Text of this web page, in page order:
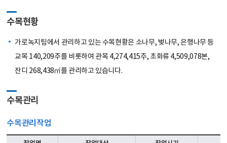
수목현황
가로녹지팀에서 관리하고 있는 수목현황은 소나무, 벚나무, 은행나무 등
교목 140,209주를 비롯하여 관목 4,274,415주, 초화류 4,509,078본,
잔디 268,438㎡를 관리하고 있습니다.
수목관리
수목관리작업